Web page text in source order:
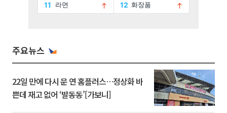
주요뉴스
22일 만에 다시 문 연 홈플러스…정상화 바
쁜데 재고 없어 ‘발동동’[가보니]